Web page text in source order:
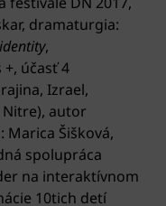
dramaturgia:
,
účasť 4
Izrael,
Nitre), autor
Marica Šišková,
spolupráca
na interaktívnom
10tich detí